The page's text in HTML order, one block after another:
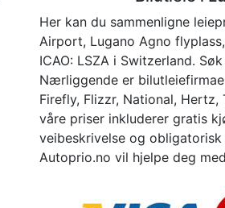
Her kan du sammenligne
Airport, Lugano Agno
ICAO: LSZA i Switzerland.
Nærliggende er
Firefly, Flizzr, National,
våre priser inkluderer gratis
veibeskrivelse og
Autoprio.no vil hjelpe deg